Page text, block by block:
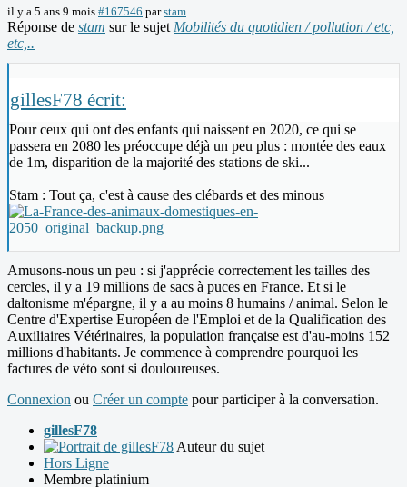
il y a 5 ans 9 mois #167546 parstam
Réponse de stam sur le sujet Mobilités du quotidien / pollution / etc,
etc,..
gillesF78 écrit:
Pour ceux qui ont des enfants qui naissent en 2020, ce qui se
passera en 2080 les préoccupe déjà un peu plus : montée des eaux
de 1m, disparition de la majorité des stations de ski...
Stam : Tout ça, c'est à cause des clébards et des minous
Amusons-nous un peu : si j'apprécie correctement les tailles des
cercles, il y a 19 millions de sacs à puces en France. Et si le
daltonisme m'épargne, il y a au moins 8 humains / animal. Selon le
Centre d'Expertise Européen de l'Emploi et de la Qualification des
Auxiliaires Vétérinaires, la population française est d'au-moins 152
millions d'habitants. Je commence à comprendre pourquoi les
factures de véto sont si douloureuses.
Connexion ou Créer un compte pour participer à la conversation.
gillesF78
Auteur du sujet
Hors Ligne
Membre platinium